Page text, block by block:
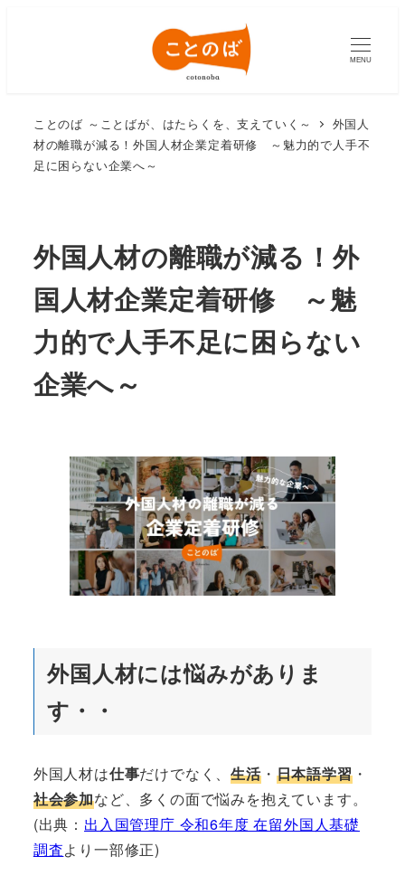
MENU
ことのば ～ことばが、はたらくを、支えていく～
外国人
材の離職が減る！外国人材企業定着研修 ～魅力的で人手不
足に困らない企業へ～
外国人材の離職が減る！外
国人材企業定着研修 ～魅
力的で人手不足に困らない
企業へ～
外国人材には悩みがありま
す・・
外国人材は仕事だけでなく、生活・ 日本語学習・
社会参加など、多くの面で悩みを抱えています。
(出典： 出入国管理庁 令和6年度 在留外国人基礎
調査より一部修正)